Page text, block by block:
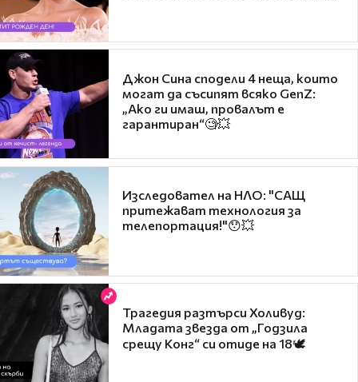
Джон Сина сподели 4 неща, които
могат да съсипят всяко GenZ:
„Ако ги имаш, провалът е
гарантиран“🧐💥
Изследовател на НЛО: "САЩ
притежават технология за
телепортация!"😯💥
Трагедия разтърси Холивуд:
Младата звезда от „Годзила
срещу Конг“ си отиде на 18🕊️